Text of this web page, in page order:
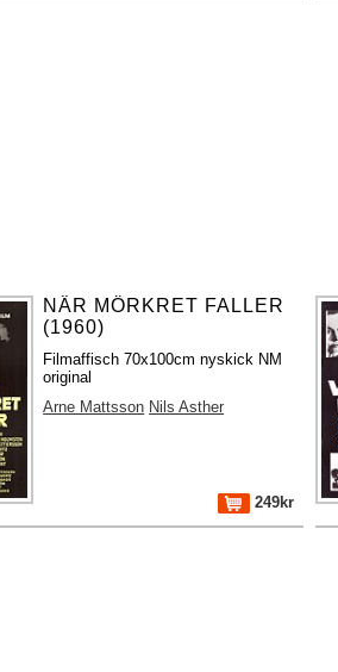
NÄR MÖRKRET FALLER
(1960)
Filmaffisch 70x100cm nyskick NM
original
Arne Mattsson Nils Asther
249kr